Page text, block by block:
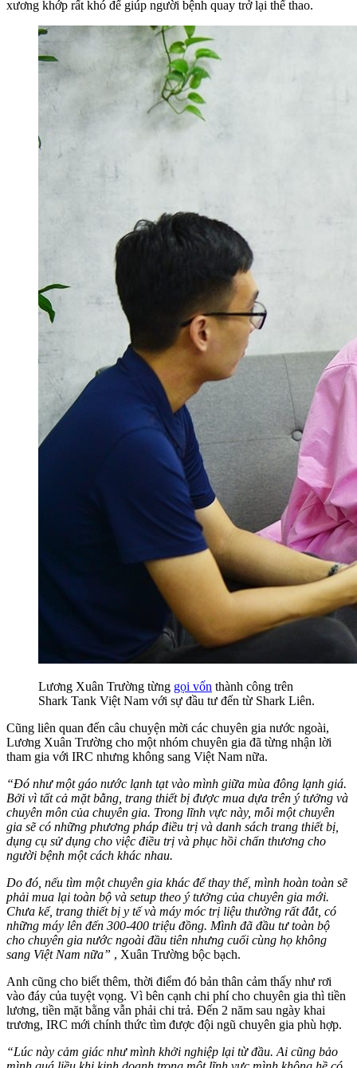
xương khớp rất khó để giúp người bệnh quay trở lại thể thao.
Lương Xuân Trường từng gọi vốn thành công trên
Shark Tank Việt Nam với sự đầu tư đến từ Shark Liên.
Cũng liên quan đến câu chuyện mời các chuyên gia nước ngoài,
Lương Xuân Trường cho một nhóm chuyên gia đã từng nhận lời
tham gia với IRC nhưng không sang Việt Nam nữa.
“Đó như một gáo nước lạnh tạt vào mình giữa mùa đông lạnh giá.
Bởi vì tất cả mặt bằng, trang thiết bị được mua dựa trên ý tưởng và
chuyên môn của chuyên gia. Trong lĩnh vực này, mỗi một chuyên
gia sẽ có những phương pháp điều trị và danh sách trang thiết bị,
dụng cụ sử dụng cho việc điều trị và phục hồi chấn thương cho
người bệnh một cách khác nhau.
Do đó, nếu tìm một chuyên gia khác để thay thế, mình hoàn toàn sẽ
phải mua lại toàn bộ và setup theo ý tưởng của chuyên gia mới.
Chưa kể, trang thiết bị y tế và máy móc trị liệu thường rất đắt, có
những máy lên đến 300-400 triệu đồng. Mình đã đầu tư toàn bộ
cho chuyên gia nước ngoài đầu tiên nhưng cuối cùng họ không
sang Việt Nam nữa” , Xuân Trường bộc bạch.
Anh cũng cho biết thêm, thời điểm đó bản thân cảm thấy như rơi
vào đáy của tuyệt vọng. Vì bên cạnh chi phí cho chuyên gia thì tiền
lương, tiền mặt bằng vẫn phải chi trả. Đến 2 năm sau ngày khai
trương, IRC mới chính thức tìm được đội ngũ chuyên gia phù hợp.
“Lúc này cảm giác như mình khởi nghiệp lại từ đầu. Ai cũng bảo